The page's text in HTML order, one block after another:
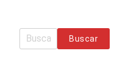
Buscar